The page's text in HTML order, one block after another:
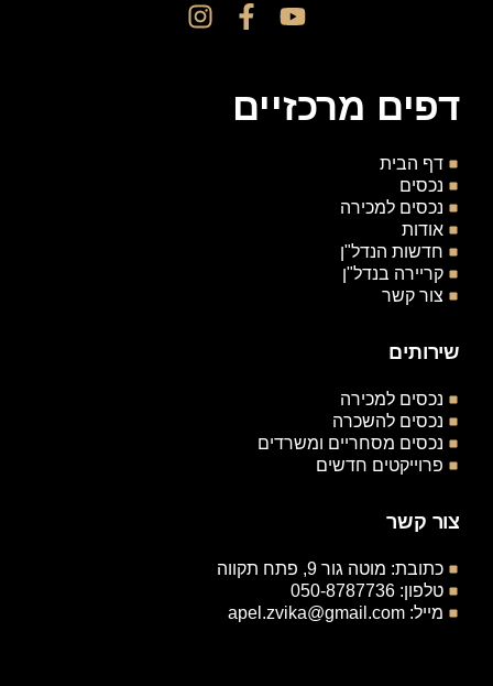
דפים מרכזיים
דף הבית
נכסים
נכסים למכירה
אודות
חדשות הנדל"ן
קריירה בנדל"ן
צור קשר
שירותים
נכסים למכירה
נכסים להשכרה
נכסים מסחריים ומשרדים
פרוייקטים חדשים
צור קשר
כתובת: מוטה גור 9, פתח תקווה
טלפון: 050-8787736
מייל: apel.zvika@gmail.com